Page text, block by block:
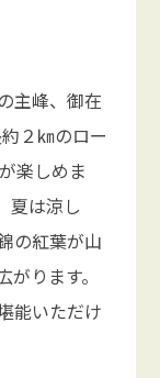
主峰、御在
２㎞のロー
楽しめま
夏は涼し
の紅葉が山
ります。
能いただけ